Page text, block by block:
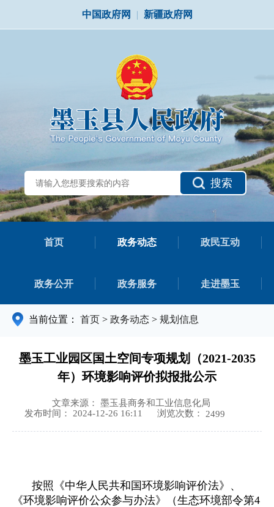
中国政府网 | 新疆政府网
搜索
首页 政务动态 政民互动
政务公开 政务服务 走进墨玉
当前位置： 首页 > 政务动态 > 规划信息
墨玉工业园区国土空间专项规划（2021-2035
年）环境影响评价拟报批公示
文章来源： 墨玉县商务和工业信息化局
发布时间： 2024-12-26 16:11
浏览次数： 2499
按照《中华人民共和国环境影响评价法》、
《环境影响评价公众参与办法》（生态环境部令第4